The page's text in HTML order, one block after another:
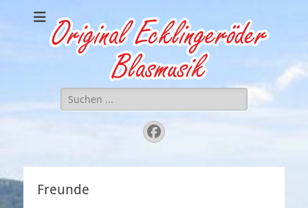
Original
Ecklingeröder
Blasmusik
.. einfach zünftig gute Musik
Suchen
nach:
Facebook
Freunde